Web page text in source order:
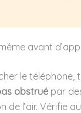
avant
le téléphone,
obstrué par
de l’air. Vérifie